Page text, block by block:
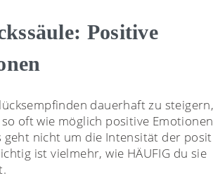
Positive
dauerhaft zu
oft wie möglich positive Emotionen
geht nicht um die Intensität der
ist vielmehr, wie HÄUFIG du sie